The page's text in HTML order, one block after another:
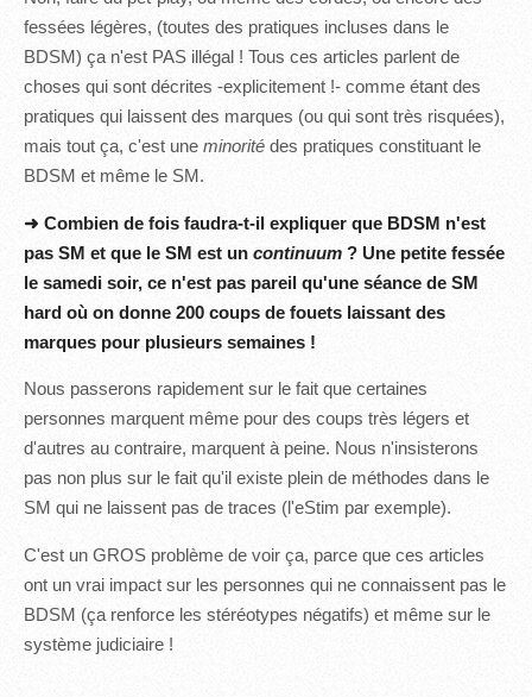
fessées légères, (toutes des pratiques incluses dans le
BDSM) ça n'est PAS illégal ! Tous ces articles parlent de
choses qui sont décrites -explicitement !- comme étant des
pratiques qui laissent des marques (ou qui sont très risquées),
mais tout ça, c'est une minorité des pratiques constituant le
BDSM et même le SM.
➜ Combien de fois faudra-t-il expliquer que BDSM n'est
pas SM et que le SM est un continuum ? Une petite fessée
le samedi soir, ce n'est pas pareil qu'une séance de SM
hard où on donne 200 coups de fouets laissant des
marques pour plusieurs semaines !
Nous passerons rapidement sur le fait que certaines
personnes marquent même pour des coups très légers et
d'autres au contraire, marquent à peine. Nous n'insisterons
pas non plus sur le fait qu'il existe plein de méthodes dans le
SM qui ne laissent pas de traces (l'eStim par exemple).
C'est un GROS problème de voir ça, parce que ces articles
ont un vrai impact sur les personnes qui ne connaissent pas le
BDSM (ça renforce les stéréotypes négatifs) et même sur le
système judiciaire !